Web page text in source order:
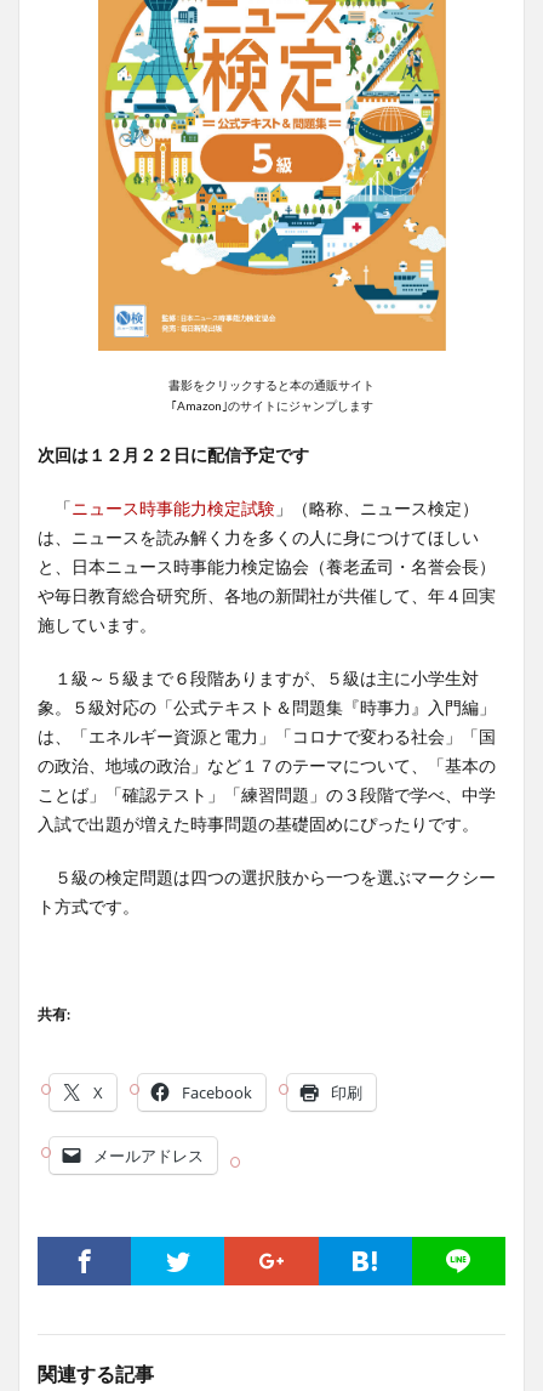
書影をクリックすると本の通販サイト
｢Amazon｣のサイトにジャンプします
次回は１２月２２日に配信予定です
「ニュース時事能力検定試験 」（略称、ニュース検定）
は、ニュースを読み解く力を多くの人に身につけてほしい
と、日本ニュース時事能力検定協会（養老孟司・名誉会長）
や毎日教育総合研究所、各地の新聞社が共催して、年４回実
施しています。
１級～５級まで６段階ありますが、５級は主に小学生対
象。５級対応の「公式テキスト＆問題集『時事力』入門編」
は、「エネルギー資源と電力」「コロナで変わる社会」「国
の政治、地域の政治」など１７のテーマについて、「基本の
ことば」「確認テスト」「練習問題」の３段階で学べ、中学
入試で出題が増えた時事問題の基礎固めにぴったりです。
５級の検定問題は四つの選択肢から一つを選ぶマークシー
ト方式です。
共有:
X Facebook 印刷
メールアドレス
関連する記事